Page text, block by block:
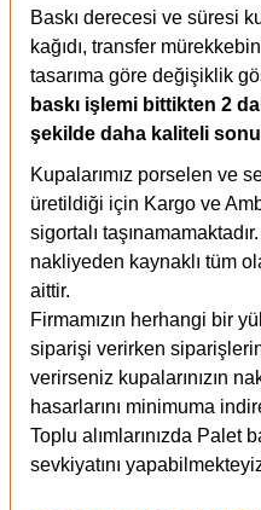
Baskı derecesi ve süresi
kağıdı, transfer
tasarıma göre değişiklik
baskı işlemi bittikten 2
şekilde daha kaliteli
Kupalarımız porselen ve
üretildiği için Kargo ve
sigortalı
nakliyeden kaynaklı tüm
aittir.
Firmamızın herhangi bir
siparişi verirken
verirseniz kupalarınızın
hasarlarını minimuma
Toplu alımlarınızda Palet
sevkiyatını